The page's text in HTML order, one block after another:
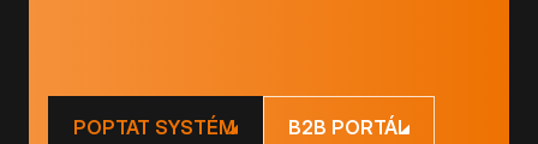
B2B PORTÁL
POPTAT SYSTÉM